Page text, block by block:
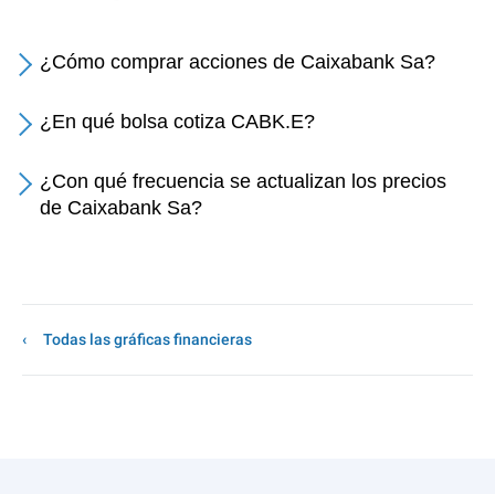
¿Cómo comprar acciones de Caixabank Sa?
¿En qué bolsa cotiza CABK.E?
¿Con qué frecuencia se actualizan los precios
de Caixabank Sa?
Todas las gráficas financieras